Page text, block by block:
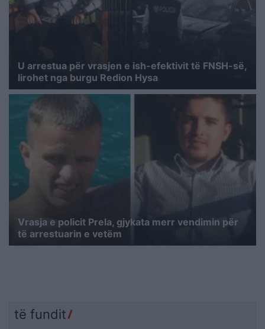
U arrestua për vrasjen e ish-efektivit të FNSH-së,
lirohet nga burgu Redion Hysa
Vrasja e policit Prela, gjykata merr vendimin për
të arrestuarin e vetëm
të fundit